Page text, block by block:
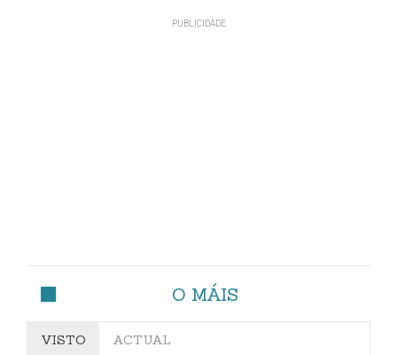
O MÁIS
VISTO ACTUAL